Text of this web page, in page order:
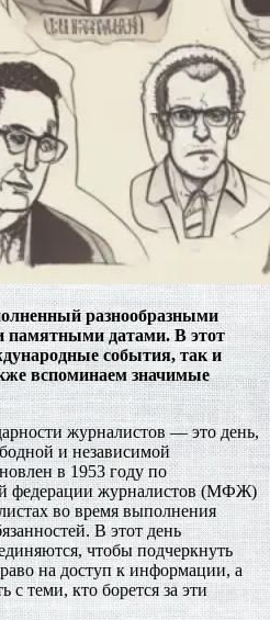
разнообразными
памятными датами. В этот
события, так и
вспоминаем значимые
журналистов — это день,
и независимой
в 1953 году по
федерации журналистов (МФЖ)
во время выполнения
В этот день
чтобы подчеркнуть
на доступ к информации, а
с теми, кто борется за эти